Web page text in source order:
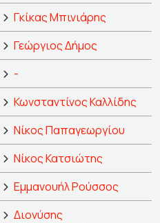
Γκίκας Μπινιάρης
Γεώργιος Δήμος
-
Κωνσταντίνος Καλλίδης
Νίκος Παπαγεωργίου
Νίκος Κατσιώτης
Εμμανουήλ Ρούσσος
Διονύσης